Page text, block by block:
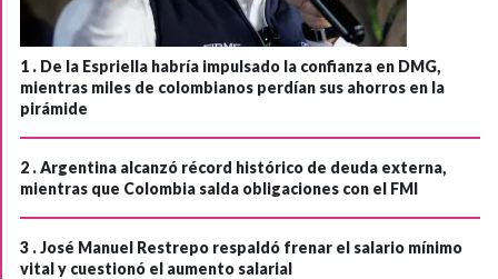
1 . De la Espriella habría impulsado la confianza en DMG,
mientras miles de colombianos perdían sus ahorros en la
pirámide
2 .Argentina alcanzó récord histórico de deuda externa,
mientras que Colombia salda obligaciones con el FMI
3 .José Manuel Restrepo respaldó frenar el salario mínimo
vital y cuestionó el aumento salarial